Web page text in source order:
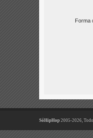
Forma
SóHipHop 2005-2026,